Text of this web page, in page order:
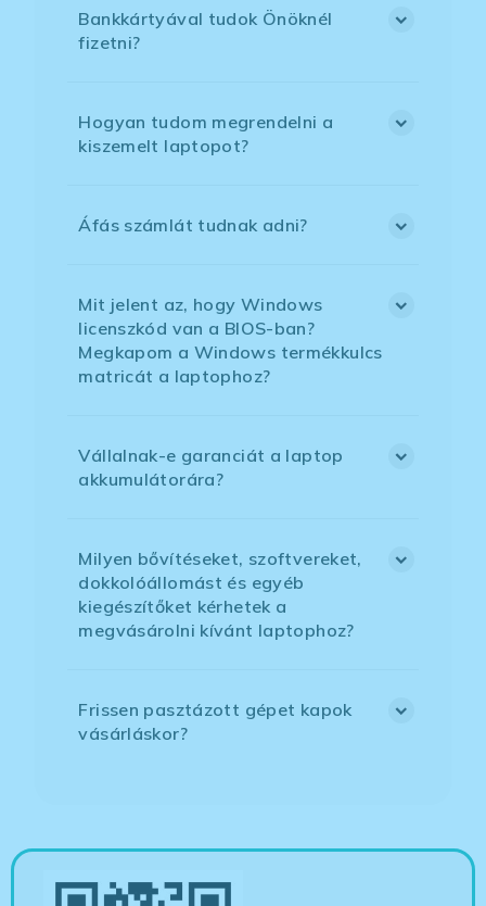
Bankkártyával tudok Önöknél
fizetni?
Hogyan tudom megrendelni a
kiszemelt laptopot?
Áfás számlát tudnak adni?
Mit jelent az, hogy Windows
licenszkód van a BIOS-ban?
Megkapom a Windows termékkulcs
matricát a laptophoz?
Vállalnak-e garanciát a laptop
akkumulátorára?
Milyen bővítéseket, szoftvereket,
dokkolóállomást és egyéb
kiegészítőket kérhetek a
megvásárolni kívánt laptophoz?
Frissen pasztázott gépet kapok
vásárláskor?